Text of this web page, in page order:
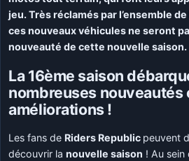
jeu. Très réclamés par l’ensemble
ces nouveaux véhicules ne seront
nouveauté de cette nouvelle saison.
La 16ème saison
nombreuses nouveautés
améliorations !
Les fans de Riders Republic peuvent
découvrir lanouvelle saison ! Au